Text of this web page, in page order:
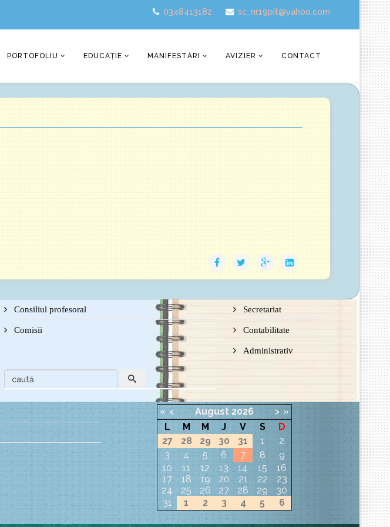
0348413182 sc_nr19pit@yahoo.com
PORTOFOLIU EDUCAȚIE MANIFESTĂRI AVIZIER CONTACT
Consiliul profesoral
Comisii
Secretariat
Contabilitate
Administrativ
« < August 2026 > »
L
M M J V S
D
27
28 29 30 31 1
2
3
4 5 6 7 8
9
10
11 12 13 14 15
16
17
18 19 20 21 22
23
24
25 26 27 28 29
30
31
1 2 3 4 5 6